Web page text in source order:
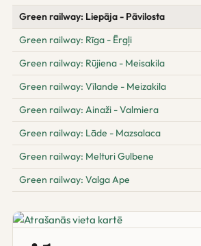
Green railway: Liepāja - Pāvilosta
Green railway: Rīga - Ērgļi
Green railway: Rūjiena - Meisakila
Green railway: Vīlande - Meizakila
Green railway: Ainaži - Valmiera
Green railway: Lāde - Mazsalaca
Green railway: Melturi Gulbene
Green railway: Valga Ape